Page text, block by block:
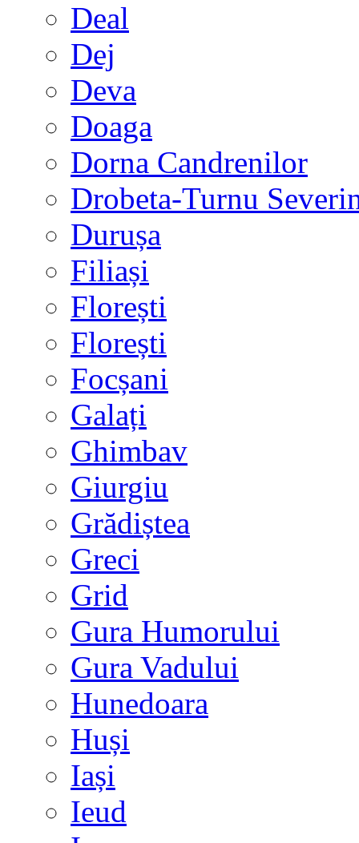
Deal
Dej
Deva
Doaga
Dorna Candrenilor
Drobeta-Turnu
Durușa
Filiași
Florești
Florești
Focșani
Galați
Ghimbav
Giurgiu
Grădiștea
Greci
Grid
Gura Humorului
Gura Vadului
Hunedoara
Huși
Iași
Ieud